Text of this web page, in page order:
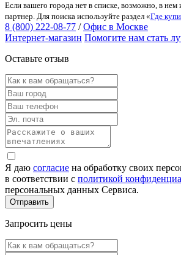
Если вашего города нет в списке, возможно, в
партнер. Для поиска используйте раздел «Где
8 (800) 222-08-77 / Офис в Москве
Интернет-магазин Помогите нам стать
Оставьте отзыв
Я даю согласие на обработку своих
в соответствии с политикой
персональных данных Сервиса.
Запросить цены